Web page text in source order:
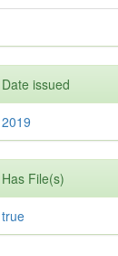
Date issued
2019
Has File(s)
true